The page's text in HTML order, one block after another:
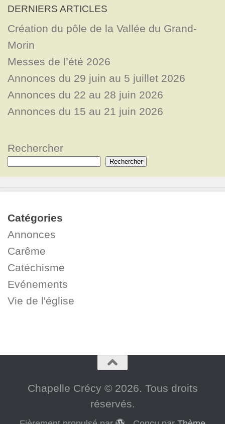
DERNIERS ARTICLES
Création du pôle de la Vallée du Grand-
Morin
Messes de l’été 2026
Annonces du 29 juin au 5 juillet 2026
Annonces du 22 au 28 juin 2026
Annonces du 15 au 21 juin 2026
Rechercher
Rechercher
Catégories
Annonces
Carême
Catéchisme
Evénements
Vie de l'église
Chapelle Crécy © 2026. Tous droits
réservés.